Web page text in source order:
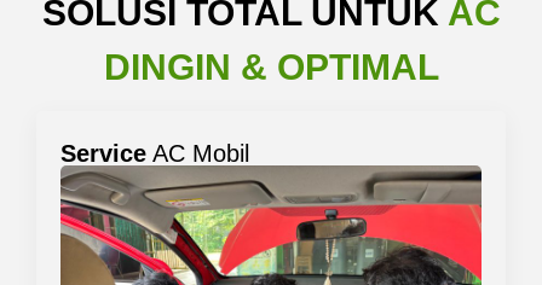
SOLUSI TOTAL UNTUK AC
DINGIN & OPTIMAL
Service AC Mobil